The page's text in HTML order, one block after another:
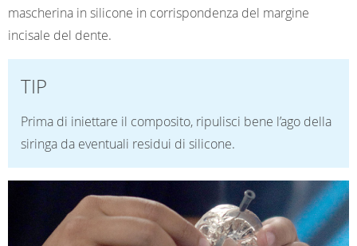
mascherina in silicone in corrispondenza del margine
incisale del dente.
TIP
Prima di iniettare il composito, ripulisci bene l’ago della
siringa da eventuali residui di silicone.